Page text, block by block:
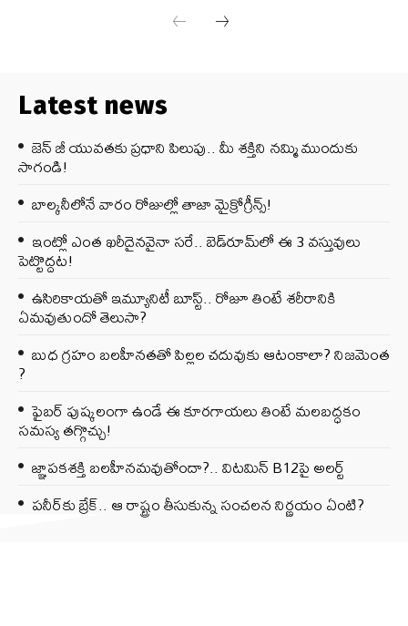
Latest news
జెన్‌ జీ యువతకు ప్రధాని పిలుపు.. మీ శక్తిని నమ్మి ముందుకు
సాగండి!
బాల్కనీలోనే వారం రోజుల్లో తాజా మైక్రోగ్రీన్స్‌!
ఇంట్లో ఎంత ఖరీదైనవైనా సరే.. బెడ్‌రూమ్‌లో ఈ 3 వస్తువులు
పెట్టొద్దట!
ఉసిరికాయతో ఇమ్యూనిటీ బూస్ట్‌.. రోజూ తింటే శరీరానికి
ఏమవుతుందో తెలుసా?
బుధ గ్రహం బలహీనతతో పిల్లల చదువుకు ఆటంకాలా? నిజమెంత
?
ఫైబర్‌ పుష్కలంగా ఉండే ఈ కూరగాయలు తింటే మలబద్ధకం
సమస్య తగ్గొచ్చు!
జ్ఞాపకశక్తి బలహీనమవుతోందా?.. విటమిన్ B12పై అలర్ట్
పనీర్‌కు బ్రేక్.. ఆ రాష్ట్రం తీసుకున్న సంచలన నిర్ణయం ఏంటి?